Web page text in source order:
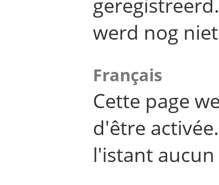
werd nog
Français
Cette page
d'être
l'istant